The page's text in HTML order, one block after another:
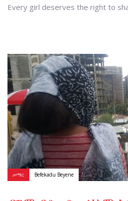
Every girl deserves the right to
Tags
ጦማር
Author:
Befekadu Beyene